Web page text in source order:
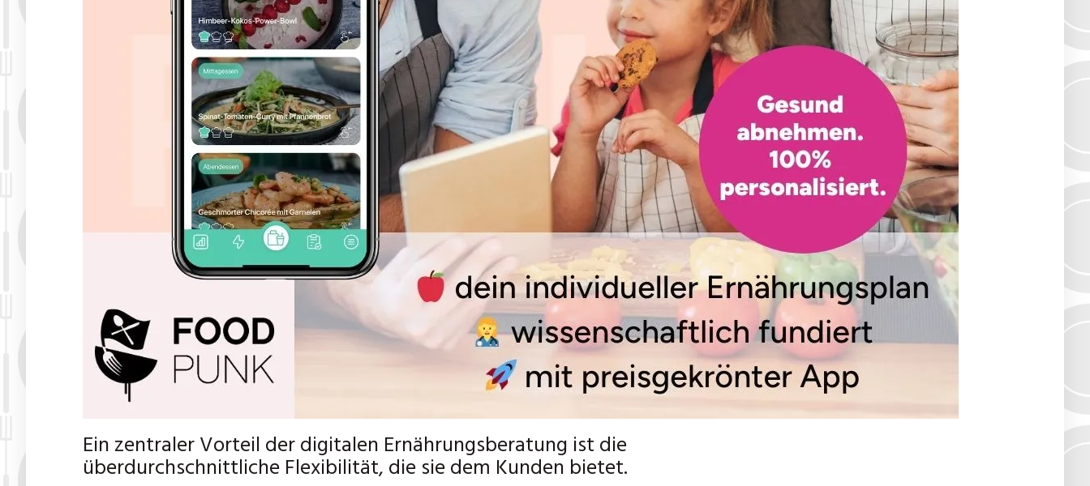
Ein zentraler Vorteil der digitalen Ernährungsberatung ist die
überdurchschnittliche Flexibilität, die sie dem Kunden bietet.